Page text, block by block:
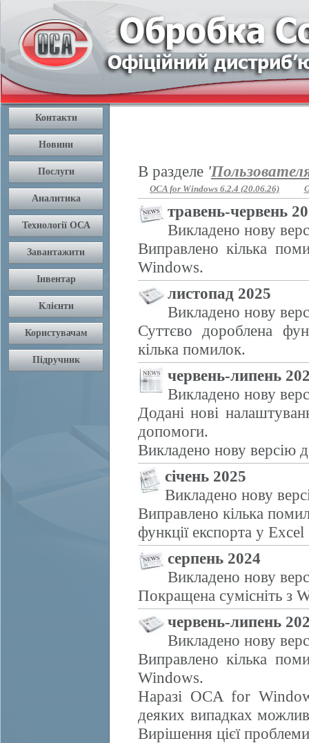
В разделе '
OCA for Windows 6.2.4 (20.06.26)
травень-червень
Викладено нову
Виправлено кілька
Windows.
листопад 2025
Викладено нову
Суттєво дороблена
кілька помилок.
червень-липень
Викладено нову
Додані нові
допомоги.
Викладено нову версію
січень 2025
Викладено нову
Виправлено кілька
функції експорта у Excel
серпень 2024
Викладено нову
Покращена сумісніть з
червень-липень
Викладено нову
Виправлено кілька
Windows.
Наразі OCA for
деяких випадках
Вирішення цієї